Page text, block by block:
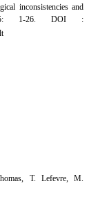
inconsistencies and
1-26. DOI :
T. Lefevre, M.